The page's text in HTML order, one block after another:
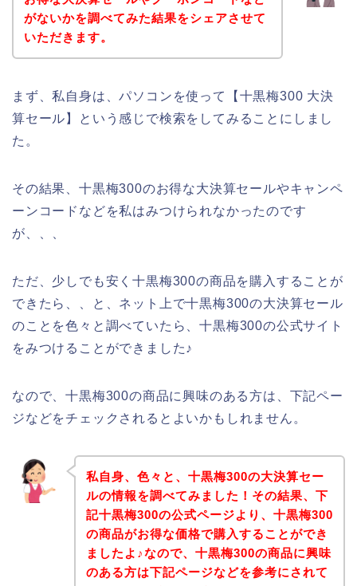
がないかを調べてみた結果をシェアさせて
いただきます。
まず、私自身は、パソコンを使って【十黒梅300 大決
算セール】という感じで検索をしてみることにしまし
た。
その結果、十黒梅300のお得な大決算セールやキャンペ
ーンコードなどを私はみつけられなかったのです
が、、、
ただ、少しでも安く十黒梅300の商品を購入することが
できたら、、と、ネット上で十黒梅300の大決算セール
のことを色々と調べていたら、十黒梅300の公式サイト
をみつけることができました♪
なので、十黒梅300の商品に興味のある方は、下記ペー
ジなどをチェックされるとよいかもしれません。
私自身、色々と、十黒梅300の大決算セー
ルの情報を調べてみました！その結果、下
記十黒梅300の公式ページより、十黒梅300
の商品がお得な価格で購入することができ
ましたよ♪なので、十黒梅300の商品に興味
のある方は下記ページなどを参考にされて